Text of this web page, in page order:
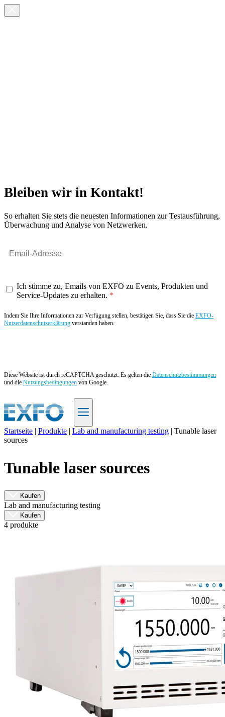
Bleiben wir in Kontakt!
So erhalten Sie stets die neuesten Informationen zur Testausführung,
Überwachung und Analyse von Netzwerken.
Ich stimme zu, Emails von EXFO zu Events, Produkten und
Service-Updates zu erhalten.
Indem Sie Ihre Informationen zur Verfügung stellen, bestätigen Sie, dass Sie die EXFO-
Nutzerdatenschutzerklärung verstanden haben.
Diese Website ist durch reCAPTCHA geschützt. Es gelten die Datenschutzbestimmungen
und die Nutzungsbedingungen von Google.
DE
Produkte
Lösungen
Services
Kaufen
Ressourcen
Kontakt
Startseite | Produkte | Lab and manufacturing testing | Tunable laser
sources
Tunable laser sources
Kaufen
Lab and manufacturing testing
Kaufen
4 produkte